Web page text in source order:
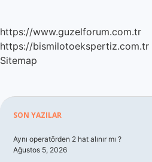
https://www.guzelforum.com.tr
https://bismilotoekspertiz.com.tr
Sitemap
Sidebar
SON YAZILAR
Aynı operatörden 2 hat alınır mı ?
Ağustos 5, 2026